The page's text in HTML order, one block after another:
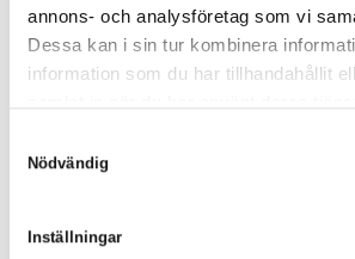
annons- och analysföretag som vi
Dessa kan i sin tur kombinera
information som du har tillhandahållit
Nödvändig
Inställningar
Bildgalleri för denna
Det är tyvärr tomt här för tillfället.